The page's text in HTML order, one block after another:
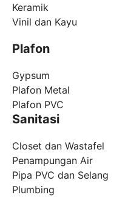
Keramik
Vinil dan Kayu
Plafon
Gypsum
Plafon Metal
Plafon PVC
Sanitasi
Closet dan Wastafel
Penampungan Air
Pipa PVC dan Selang
Plumbing